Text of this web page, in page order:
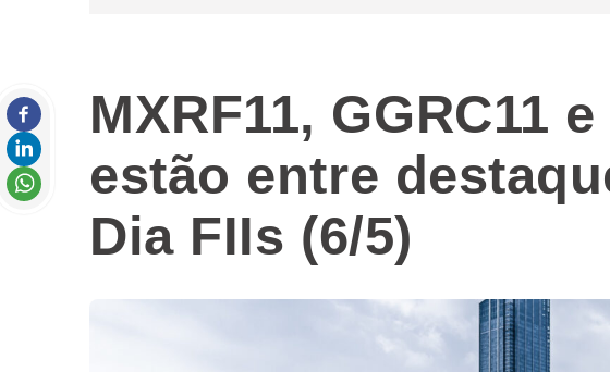
MXRF11, GGRC11
estão entre
Dia FIIs (6/5)